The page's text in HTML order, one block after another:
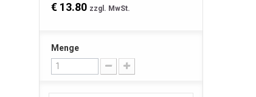
€ 13.80 zzgl. MwSt.
Menge